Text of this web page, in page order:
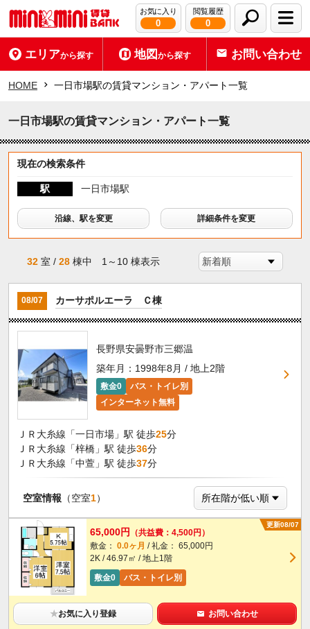
お気に入り
0
閲覧履歴
0
エリアから探す 地図から探す お問い合わせ
HOME 一日市場駅の賃貸マンション・アパート一覧
一日市場駅の賃貸マンション・アパート一覧
現在の検索条件
駅 一日市場駅
沿線、駅を変更 詳細条件を変更
32 室 /28 棟中 1～10 棟表示
08/07 カーサポルエーラ Ｃ棟
長野県安曇野市三郷温
築年月：1998年8月 / 地上2階
敷金0
バス・トイレ別
インターネット無料
ＪＲ大糸線「一日市場」駅 徒歩25分
ＪＲ大糸線「梓橋」駅 徒歩36分
ＪＲ大糸線「中萱」駅 徒歩37分
空室情報 （空室1）
更新08/07
65,000円
（共益費：4,500円）
敷金： 0.0ヶ月 / 礼金： 65,000円
2K / 46.97㎡ / 地上1階
敷金0
バス・トイレ別
★お気に入り登録 お問い合わせ